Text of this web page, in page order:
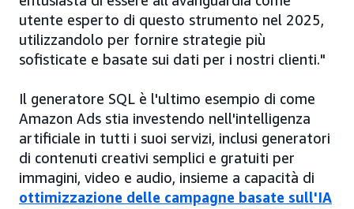
utente esperto di questo strumento nel 2025,
utilizzandolo per fornire strategie più
sofisticate e basate sui dati per i nostri clienti."
Il generatore SQL è l'ultimo esempio di come
Amazon Ads stia investendo nell'intelligenza
artificiale in tutti i suoi servizi, inclusi generatori
di contenuti creativi semplici e gratuiti per
immagini, video e audio, insieme a capacità di
ottimizzazione delle campagne basate sull'IA